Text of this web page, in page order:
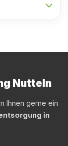
Nutteln
Ihnen gerne ein
in